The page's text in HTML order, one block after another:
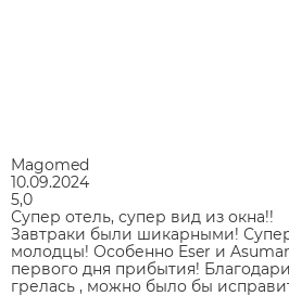
Magomed
10.09.2024
5,0
Супер отель, супер вид из окна!!
Завтраки были шикарными!
молодцы! Особенно Eser и
первого дня прибытия!
грелась , можно было бы